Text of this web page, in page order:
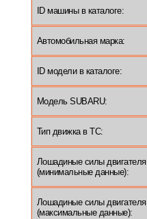
ID машины в каталоге:
Автомобильная марка:
ID модели в каталоге:
Модель SUBARU:
Тип движка в ТС:
Лошадиные силы двигателя
(минимальные данные):
Лошадиные силы двигателя
(максимальные данные):